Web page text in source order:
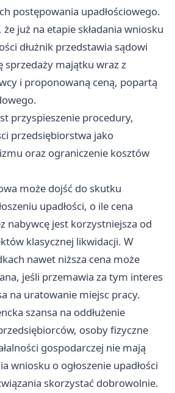
postępowania upadłościowego.
już na etapie składania wniosku
dłużnik przedstawia sądowi
sprzedaży majątku wraz z
i proponowaną ceną, popartą
przyspieszenie procedury,
przedsiębiorstwa jako
oraz ograniczenie kosztów
może dojść do skutku
upadłości, o ile cena
nabywcę jest korzystniejsza od
klasycznej likwidacji. W
nawet niższa cena może
jeśli przemawia za tym interes
na uratowanie miejsc pracy.
szansa na oddłużenie
osoby fizyczne
gospodarczej nie mają
wniosku o ogłoszenie upadłości
skorzystać dobrowolnie.